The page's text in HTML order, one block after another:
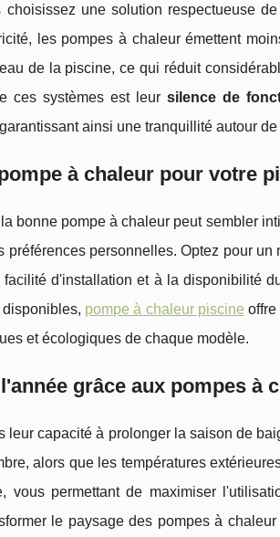
une solution respectueuse
les pompes à chaleur émettent
de la piscine, ce qui réduit
ces systèmes est leur silence de
ainsi une tranquillité autour
à chaleur pour votre
bonne pompe à chaleur peut sembler
préférences personnelles. Optez pour
d'installation et à la disponibilité
pompe à chaleur piscine offre
et écologiques de chaque modèle.
grâce aux pompes à
leur capacité à prolonger la saison de
alors que les températures
vous permettant de maximiser
le paysage des pompes à